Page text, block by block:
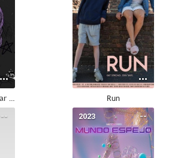
I'm in love with Edgar Allan Poe Run
-- --
2023